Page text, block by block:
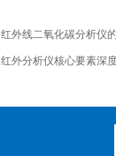
红外线二氧化碳分析仪
红外分析仪核心要素深